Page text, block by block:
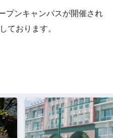
プンキャンパスが開催され
ております。